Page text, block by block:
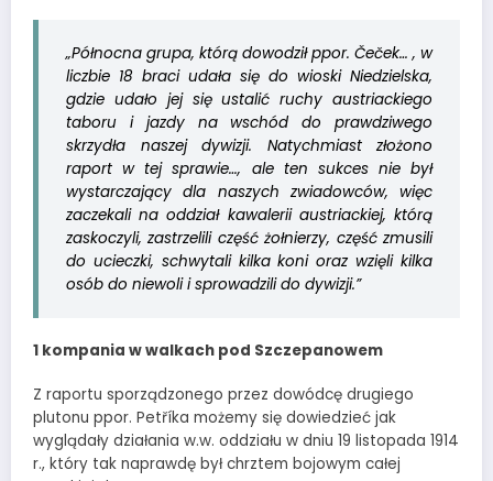
„Północna grupa, którą dowodził ppor. Čeček… , w
liczbie 18 braci udała się do wioski Niedzielska,
gdzie udało jej się ustalić ruchy austriackiego
taboru i jazdy na wschód do prawdziwego
skrzydła naszej dywizji. Natychmiast złożono
raport w tej sprawie…, ale ten sukces nie był
wystarczający dla naszych zwiadowców, więc
zaczekali na oddział kawalerii austriackiej, którą
zaskoczyli, zastrzelili część żołnierzy, część zmusili
do ucieczki, schwytali kilka koni oraz wzięli kilka
osób do niewoli i sprowadzili do dywizji.”
1 kompania w walkach pod Szczepanowem
Z raportu sporządzonego przez dowódcę drugiego
plutonu ppor. Petříka możemy się dowiedzieć jak
wyglądały działania w.w. oddziału w dniu 19 listopada 1914
r., który tak naprawdę był chrztem bojowym całej